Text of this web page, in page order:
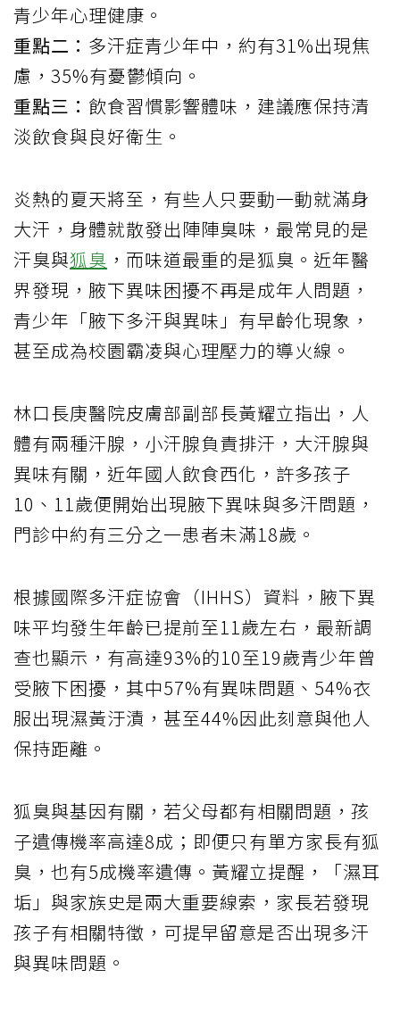
青少年心理健康。
重點二： 多汗症青少年中，約有31%出現焦
慮，35%有憂鬱傾向。
重點三： 飲食習慣影響體味，建議應保持清
淡飲食與良好衛生。
炎熱的夏天將至，有些人只要動一動就滿身
大汗，身體就散發出陣陣臭味，最常見的是
汗臭與狐臭 ，而味道最重的是狐臭。近年醫
界發現，腋下異味困擾不再是成年人問題，
青少年「腋下多汗與異味」有早齡化現象，
甚至成為校園霸凌與心理壓力的導火線。
林口長庚醫院皮膚部副部長黃耀立指出，人
體有兩種汗腺，小汗腺負責排汗，大汗腺與
異味有關，近年國人飲食西化，許多孩子
10、11歲便開始出現腋下異味與多汗問題，
門診中約有三分之一患者未滿18歲。
根據國際多汗症協會（IHHS）資料，腋下異
味平均發生年齡已提前至11歲左右，最新調
查也顯示，有高達93%的10至19歲青少年曾
受腋下困擾，其中57%有異味問題、54%衣
服出現濕黃汙漬，甚至44%因此刻意與他人
保持距離。
狐臭與基因有關，若父母都有相關問題，孩
子遺傳機率高達8成；即便只有單方家長有狐
臭，也有5成機率遺傳。黃耀立提醒，「濕耳
垢」與家族史是兩大重要線索，家長若發現
孩子有相關特徵，可提早留意是否出現多汗
與異味問題。